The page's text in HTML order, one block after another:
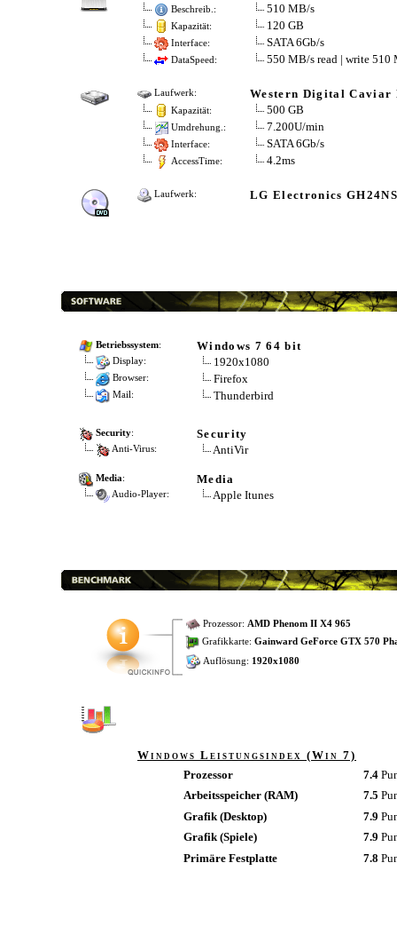
Beschreib.: 510 MB/s
Kapazität: 120 GB
Interface: SATA 6Gb/s
DataSpeed: 550 MB/s read | write 510
Laufwerk: Western Digital Caviar
Kapazität: 500 GB
Umdrehung.: 7.200U/min
Interface: SATA 6Gb/s
AccessTime: 4.2ms
Laufwerk: LG Electronics
Betriebssystem: Windows 7 64 bit
Display: 1920x1080
Browser: Firefox
Mail: Thunderbird
Security: Security
Anti-Virus: AntiVir
Media: Media
Audio-Player: Apple Itunes
Prozessor: AMD Phenom II X4 965
Grafikkarte: Gainward GeForce GTX 570
Auflösung: 1920x1080
Windows Leistungsindex (Win 7)
Prozessor
7.4
Arbeitsspeicher (RAM)
7.5
Grafik (Desktop)
7.9
Grafik (Spiele)
7.9
Primäre Festplatte
7.8